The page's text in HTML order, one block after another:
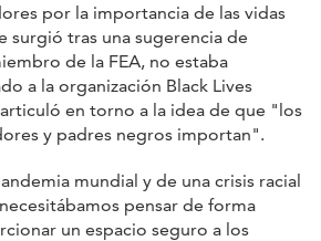
por la importancia de las vidas
surgió tras una sugerencia de
de la FEA, no estaba
a la organización Black Lives
en torno a la idea de que "los
y padres negros importan".
mundial y de una crisis racial
pensar de forma
un espacio seguro a los